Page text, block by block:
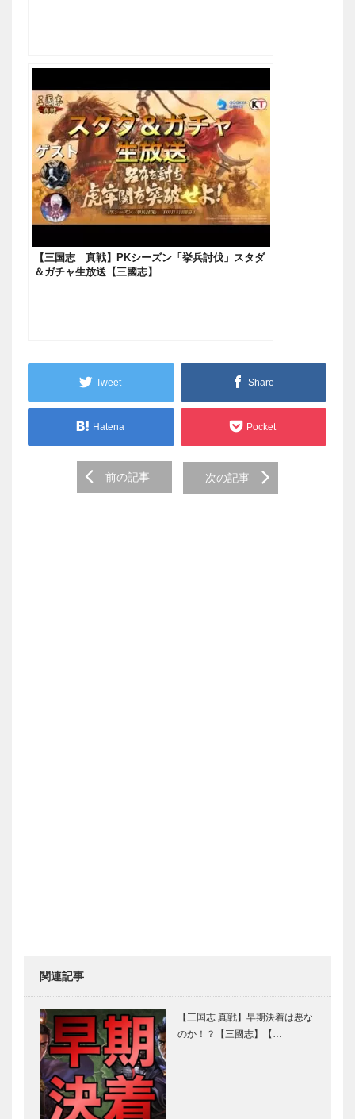
【三国志 真戦】PKシーズン「挙兵討伐」スタダ
＆ガチャ生放送【三國志】
Tweet Share
Hatena Pocket
navigation
前の記事 次の記事
関連記事
【三国志 真戦】早期決着は悪な
のか！？【三國志】【…